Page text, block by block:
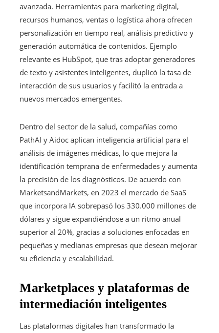
avanzada. Herramientas para marketing digital,
recursos humanos, ventas o logística ahora ofrecen
personalización en tiempo real, análisis predictivo y
generación automática de contenidos. Ejemplo
relevante es HubSpot, que tras adoptar generadores
de texto y asistentes inteligentes, duplicó la tasa de
interacción de sus usuarios y facilitó la entrada a
nuevos mercados emergentes.
Dentro del sector de la salud, compañías como
PathAI y Aidoc aplican inteligencia artificial para el
análisis de imágenes médicas, lo que mejora la
identificación temprana de enfermedades y aumenta
la precisión de los diagnósticos. De acuerdo con
MarketsandMarkets, en 2023 el mercado de SaaS
que incorpora IA sobrepasó los 330.000 millones de
dólares y sigue expandiéndose a un ritmo anual
superior al 20%, gracias a soluciones enfocadas en
pequeñas y medianas empresas que desean mejorar
su eficiencia y escalabilidad.
Marketplaces y plataformas de
intermediación inteligentes
Las plataformas digitales han transformado la